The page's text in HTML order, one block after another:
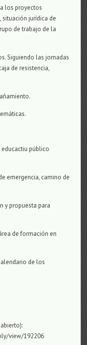
los proyectos
situación jurídica de
de trabajo de la
Siguiendo las jornadas
de resistencia,
público
emergencia, camino de
y propuesta para
de formación en
de los
view/192206